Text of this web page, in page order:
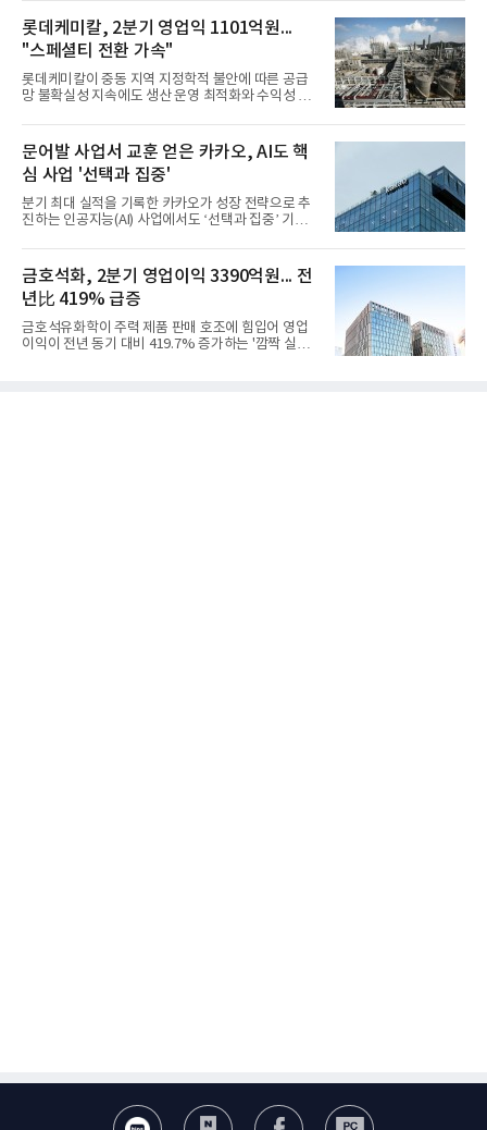
롯데케미칼, 2분기 영업익 1101억원...
"스페셜티 전환 가속"
롯데케미칼이 중동 지역 지정학적 불안에 따른 공급
망 불확실성 지속에도 생산 운영 최적화와 수익성 중
어갔다.롯데케미칼이 2026년 2분기 연결 기준 매출
액 5조6864억원, 영업이익 1101억원을 기록했다고 7
일 밝혔다. 사업별로는 기초화학 부문(롯데케미칼 기
초소재사업·LC타이탄·LC USA·롯데대산석화)이 매
출 3조9403억원, 영업이익 23억원을 기록했다. 정기
보수 영향과 원료 가격 변동에 따른 래깅 효과로 전분
기 대비 수익성은 둔화됐지만 흑자 전환 흐름을 유지
우호적인 환율 효과
문어발 사업서 교훈 얻은 카카오, AI도 핵
심 사업 '선택과 집중'
분기 최대 실적을 기록한 카카오가 성장 전략으로 추
진하는 인공지능(AI) 사업에서도 ‘선택과 집중’ 기조
라 투자에 나서는 것과 달리, 카카오는 ‘카카오톡’이
라는 플랫폼 경쟁력을 활용한 AI 에이전트 서비스에
집중하는 전략이다. 과거 무리한 사업 확장 과정에서
겪었던 시행착오를 되풀이하지 않고 핵심 역량에 집
중하겠다는 취지로 풀이된다.7일 업계에 따르면 카카
오는 올해 2분기 연결 기준 매출 2조985억원, 영업이
익 2770억원을 기록했다. 전년 동기 대비 매출과 영업
금호석화, 2분기 영업이익 3390억원... 전
년比 419% 급증
금호석유화학이 주력 제품 판매 호조에 힘입어 영업
이익이 전년 동기 대비 419.7% 증가하는 '깜짝 실